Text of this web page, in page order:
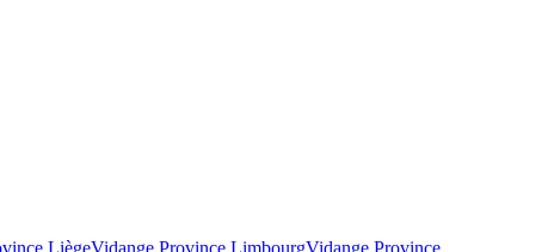
LiègeVidange Province LimbourgVidange Province